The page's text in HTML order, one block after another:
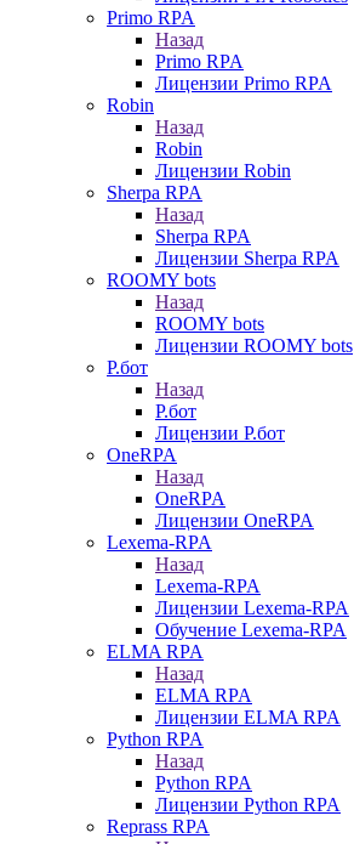
Primo RPA
Назад
Primo RPA
Лицензии Primo RPA
Robin
Назад
Robin
Лицензии Robin
Sherpa RPA
Назад
Sherpa RPA
Лицензии Sherpa RPA
ROOMY bots
Назад
ROOMY bots
Лицензии ROOMY bots
Р.бот
Назад
Р.бот
Лицензии Р.бот
OneRPA
Назад
OneRPA
Лицензии OneRPA
Lexema-RPA
Назад
Lexema-RPA
Лицензии Lexema-RPA
Обучение Lexema-RPA
ELMA RPA
Назад
ELMA RPA
Лицензии ELMA RPA
Python RPA
Назад
Python RPA
Лицензии Python RPA
Reprass RPA